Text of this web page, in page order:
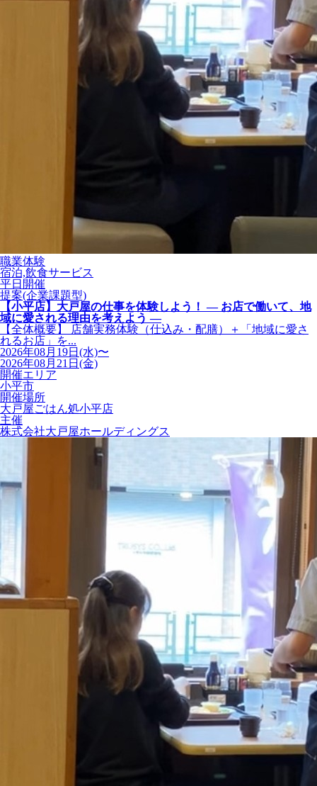
職業体験
宿泊,飲食サービス
平日開催
提案(企業課題型)
【小平店】大戸屋の仕事を体験しよう！ ― お店で働いて、地
域に愛される理由を考えよう ―
【全体概要】 店舗実務体験（仕込み・配膳）＋「地域に愛さ
れるお店」を...
2026年08月19日(水)〜
2026年08月21日(金)
開催エリア
小平市
開催場所
大戸屋ごはん処小平店
主催
株式会社大戸屋ホールディングス